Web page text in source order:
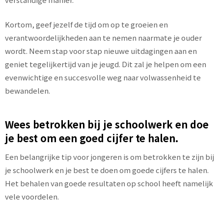
Kortom, geef jezelf de tijd om op te groeien en
verantwoordelijkheden aan te nemen naarmate je ouder
wordt. Neem stap voor stap nieuwe uitdagingen aan en
geniet tegelijkertijd van je jeugd. Dit zal je helpen om een
evenwichtige en succesvolle weg naar volwassenheid te
bewandelen.
Wees betrokken bij je schoolwerk en doe
je best om een goed cijfer te halen.
Een belangrijke tip voor jongeren is om betrokken te zijn bij
je schoolwerk en je best te doen om goede cijfers te halen.
Het behalen van goede resultaten op school heeft namelijk
vele voordelen.